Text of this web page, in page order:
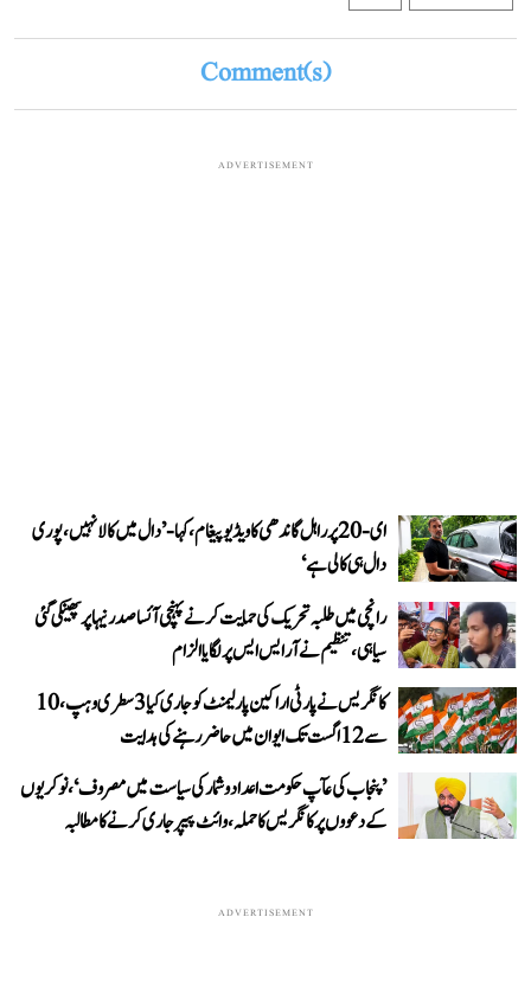
Comment(s)
ADVERTISEMENT
ای-20 پر راہل گاندھی کا ویڈیو پیغام، کہا- ’دال میں کالا نہیں، پوری
دال ہی کالی ہے‘
رانچی میں طلبہ تحریک کی حمایت کرنے پہنچی آئسا صدر نیہا پر پھینکی گئی
سیاہی، تنظیم نے آر ایس ایس پر لگایا الزام
کانگریس نے پارٹی اراکین پارلیمنٹ کو جاری کیا 3 سطری وہپ، 10
سے 12 اگست تک ایوان میں حاضر رہنے کی ہدایت
’پنجاب کی عآپ حکومت اعداد و شمار کی سیاست میں مصروف‘، نوکریوں
کے دعووں پر کانگریس کا حملہ، وائٹ پیپر جاری کرنے کا مطالبہ
ADVERTISEMENT